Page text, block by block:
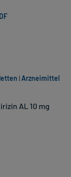
AL 10 mg
|Arzneimittel